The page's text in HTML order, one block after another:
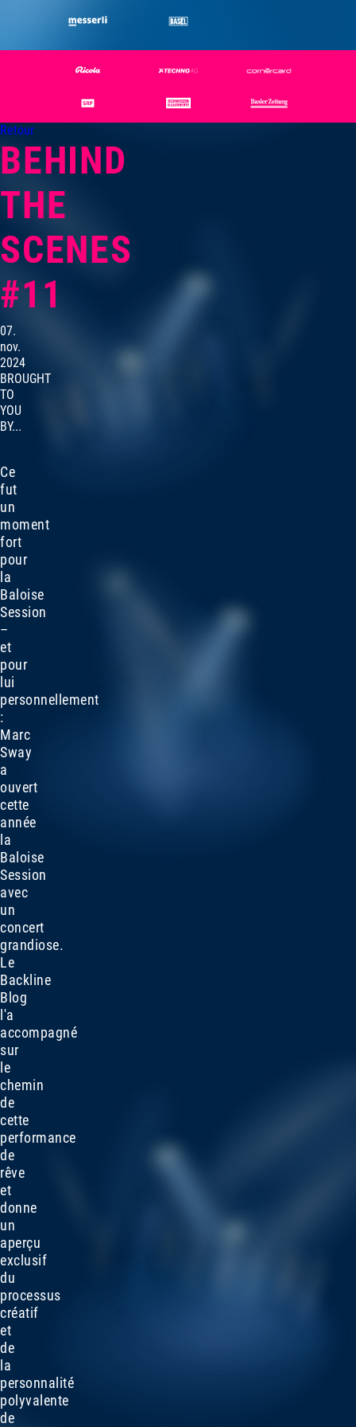
Retour
BEHIND
THE
SCENES
#11
07.
nov.
2024
BROUGHT
TO
YOU
BY...
Ce
fut
un
moment
fort
pour
la
Baloise
Session
–
et
pour
lui
personnellement
:
Marc
Sway
a
ouvert
cette
année
la
Baloise
Session
avec
un
concert
grandiose.
Le
Backline
Blog
l'a
accompagné
sur
le
chemin
de
cette
performance
de
rêve
et
donne
un
aperçu
exclusif
du
processus
créatif
et
de
la
personnalité
polyvalente
de